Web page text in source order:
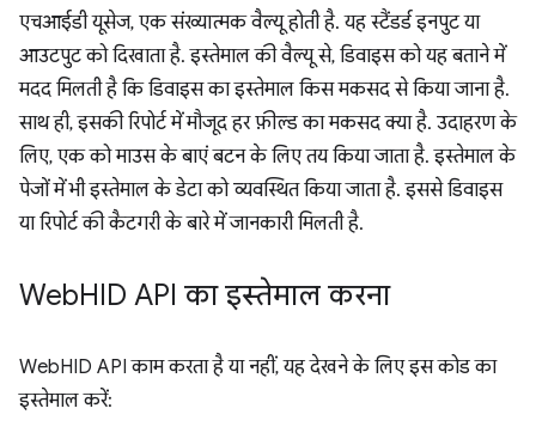
एचआईडी यूसेज, एक संख्यात्मक वैल्यू होती है. यह स्टैंडर्ड इनपुट या
आउटपुट को दिखाता है. इस्तेमाल की वैल्यू से, डिवाइस को यह बताने में
मदद मिलती है कि डिवाइस का इस्तेमाल किस मकसद से किया जाना है.
साथ ही, इसकी रिपोर्ट में मौजूद हर फ़ील्ड का मकसद क्या है. उदाहरण के
लिए, एक को माउस के बाएं बटन के लिए तय किया जाता है. इस्तेमाल के
पेजों में भी इस्तेमाल के डेटा को व्यवस्थित किया जाता है. इससे डिवाइस
या रिपोर्ट की कैटगरी के बारे में जानकारी मिलती है.
WebHID API का इस्तेमाल करना
WebHID API काम करता है या नहीं, यह देखने के लिए इस कोड का
इस्तेमाल करें: